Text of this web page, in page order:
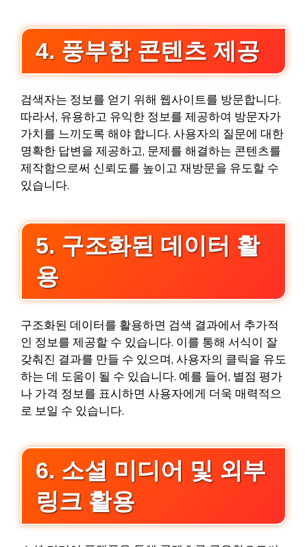
4. 풍부한 콘텐츠 제공
검색자는 정보를 얻기 위해 웹사이트를 방문합니다.
따라서, 유용하고 유익한 정보를 제공하여 방문자가
가치를 느끼도록 해야 합니다. 사용자의 질문에 대한
명확한 답변을 제공하고, 문제를 해결하는 콘텐츠를
제작함으로써 신뢰도를 높이고 재방문을 유도할 수
있습니다.
5. 구조화된 데이터 활
용
구조화된 데이터를 활용하면 검색 결과에서 추가적
인 정보를 제공할 수 있습니다. 이를 통해 서식이 잘
갖춰진 결과를 만들 수 있으며, 사용자의 클릭을 유도
하는 데 도움이 될 수 있습니다. 예를 들어, 별점 평가
나 가격 정보를 표시하면 사용자에게 더욱 매력적으
로 보일 수 있습니다.
6. 소셜 미디어 및 외부
링크 활용